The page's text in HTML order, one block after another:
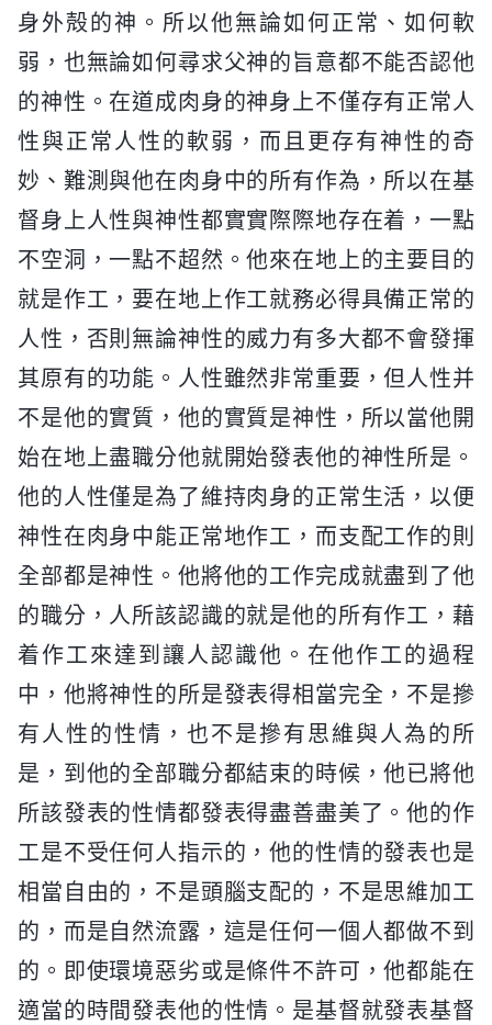
身外殻的神。所以他無論如何正常、如何軟
弱，也無論如何尋求父神的旨意都不能否認他
的神性。在道成肉身的神身上不僅存有正常人
性與正常人性的軟弱，而且更存有神性的奇
妙、難測與他在肉身中的所有作為，所以在基
督身上人性與神性都實實際際地存在着，一點
不空洞，一點不超然。他來在地上的主要目的
就是作工，要在地上作工就務必得具備正常的
人性，否則無論神性的威力有多大都不會發揮
其原有的功能。人性雖然非常重要，但人性并
不是他的實質，他的實質是神性，所以當他開
始在地上盡職分他就開始發表他的神性所是。
他的人性僅是為了維持肉身的正常生活，以便
神性在肉身中能正常地作工，而支配工作的則
全部都是神性。他將他的工作完成就盡到了他
的職分，人所該認識的就是他的所有作工，藉
着作工來達到讓人認識他。在他作工的過程
中，他將神性的所是發表得相當完全，不是摻
有人性的性情，也不是摻有思維與人為的所
是，到他的全部職分都結束的時候，他已將他
所該發表的性情都發表得盡善盡美了。他的作
工是不受任何人指示的，他的性情的發表也是
相當自由的，不是頭腦支配的，不是思維加工
的，而是自然流露，這是任何一個人都做不到
的。即使環境惡劣或是條件不許可，他都能在
適當的時間發表他的性情。是基督就發表基督